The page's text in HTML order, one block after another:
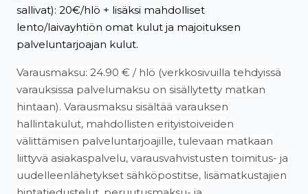
sallivat): 20€/hlö + lisäksi mahdolliset
lento/laivayhtiön omat kulut ja majoituksen
palveluntarjoajan kulut.
Varausmaksu: 24.90 € / hlö (verkkosivuilla tehdyissä
varauksissa palvelumaksu on sisällytetty matkan
hintaan). Varausmaksu sisältää varauksen
hallintakulut, mahdollisten erityistoiveiden
välittämisen palveluntarjoajille, tulevaan matkaan
liittyvä asiakaspalvelu, varausvahvistusten toimitus- ja
uudelleenlähetykset sähköpostitse, lisämatkustajien